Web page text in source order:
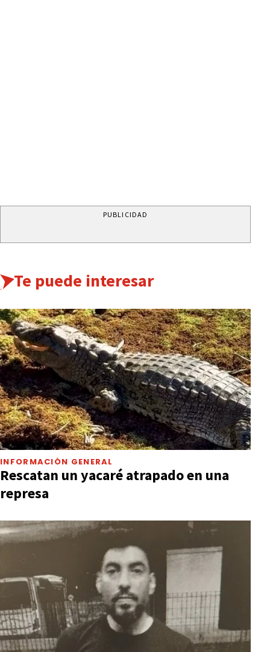
PUBLICIDAD
Te puede interesar
INFORMACIÓN GENERAL
Rescatan un yacaré atrapado en una
represa